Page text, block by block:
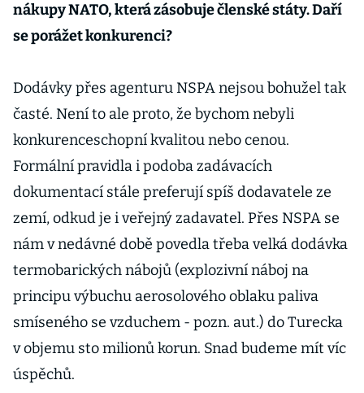
nákupy NATO, která zásobuje členské státy. Daří
se porážet konkurenci?
Dodávky přes agenturu NSPA nejsou bohužel tak
časté. Není to ale proto, že bychom nebyli
konkurenceschopní kvalitou nebo cenou.
Formální pravidla i podoba zadávacích
dokumentací stále preferují spíš dodavatele ze
zemí, odkud je i veřejný zadavatel. Přes NSPA se
nám v nedávné době povedla třeba velká dodávka
termobarických nábojů (explozivní náboj na
principu výbuchu aerosolového oblaku paliva
smíseného se vzduchem - pozn. aut.) do Turecka
v objemu sto milionů korun. Snad budeme mít víc
úspěchů.